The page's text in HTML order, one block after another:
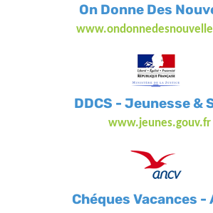
On Donne Des
DDCS - Jeunesse &
www.jeunes.gouv.fr
Chéques Vacances -